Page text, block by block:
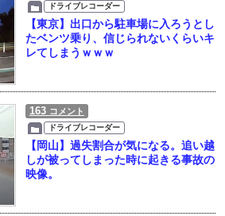
ドライブレコーダー
【東京】出口から駐車場に入ろうとし
たベンツ乗り、信じられないくらいキ
レてしまうｗｗｗ
163 コメント
ドライブレコーダー
【岡山】過失割合が気になる。追い越
しが被ってしまった時に起きる事故の
映像。